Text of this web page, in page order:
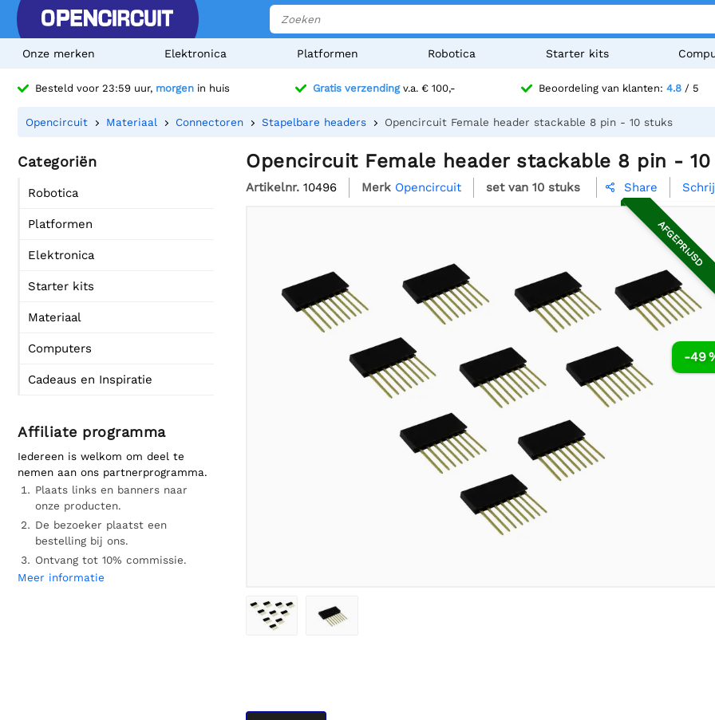
Onze merken Elektronica Platformen Robotica Starter kits
Besteld voor 23:59 uur, morgen in huis Gratis verzendingv.a. € 100,- Beoordeling van klanten: 4.8/ 5
Opencircuit Materiaal Connectoren Stapelbare headers Opencircuit Female header stackable 8 pin - 10 stuks
Categoriën
Robotica
Platformen
Elektronica
Starter kits
Materiaal
Computers
Cadeaus en Inspiratie
Affiliate programma
Iedereen is welkom om deel te
nemen aan ons partnerprogramma.
Plaats links en banners naar
onze producten.
De bezoeker plaatst een
bestelling bij ons.
Ontvang tot 10% commissie.
Meer informatie
Opencircuit Female header stackable 8 pin -
Artikelnr. 10496 Merk Opencircuit set van 10 stuks  Share
-49
AFGEPRIJSD